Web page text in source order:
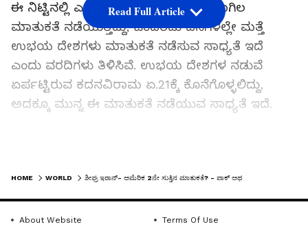
ಈ ನಿಟ್ಟಿನಲ್ಲಿ ಎರಡೂ ದೇಶಗಳ ನಡುವೆ ಹಿಂಬಾಗಿಲ
ಮಾತುಕತೆ ನಡೆಯುತ್ತಿದ್ದು, ಒಂದೆರೆಡು ದಿನಗಳಲ್ಲೇ ಮತ್ತೆ
ಉಭಯ ದೇಶಗಳು ಮಾತುಕತೆ ನಡೆಸುವ ಸಾಧ್ಯತೆ ಇದೆ
ಎಂದು ವರದಿಗಳು ತಿಳಿಸಿವೆ. ಉಭಯ ದೇಶಗಳ ನಡುವೆ
ಏರ್ಪಟ್ಟಿರುವ ಕದನವಿರಾಮ ಏ.21ಕ್ಕೆ ಕೊನೆಗೊಳ್ಳಲಿದ್ದು,
ಅದಕ್ಕೂ ಮುನ್ನ ಈ ಮಾತುಕತೆ ನಡೆಯುವ ಸಾಧ್ಯತೆ ಇದೆ.
Read Full Article
HOME WORLD
About Website Terms Of Use